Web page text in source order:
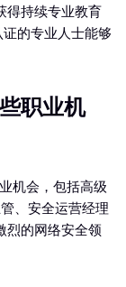
得持续专业教育
的专业人士能够
职业机
机会，包括高级
、安全运营经理
烈的网络安全领